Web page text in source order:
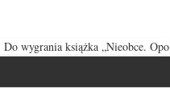
wygrania książka „Nieobce. Opo